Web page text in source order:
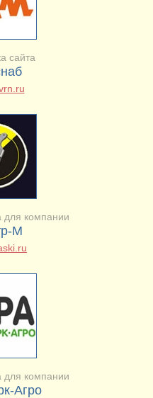
сайта
для компании
М
для компании
Агро